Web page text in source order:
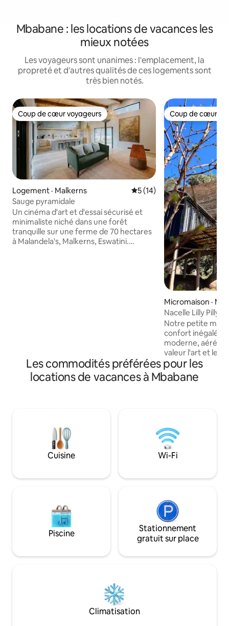
Mbabane : les locations de vacances les
mieux notées
Les voyageurs sont unanimes : l'emplacement, la
propreté et d'autres qualités de ces logements sont
très bien notés.
Coup de cœur voyageurs
Coup de cœur voyageurs
Logement · Malkerns Note moyenne de 5 sur 5,
5 (14)
Sauge pyramidale
Un cinéma d'art et d'essai sécurisé et
minimaliste niché dans une forêt
tranquille sur une ferme de 70 hectares
à Malandela's, Malkerns, Eswatini.
restaurant, un vignoble, des boutiques
d'artisanat et plus encore.
Coup de cœur
Coup de cœur
Micromaison ·
Nacelle Lilly Pilly
Notre petite
confort inégalé,
moderne, aéré
valeur l'art et le design
havre de paix
nature, avec une
sauvage,
singes vervets,
damanes des
espèces d'oiseaux
une escapade
avons hâte de
Les commodités préférées pour les
locations de vacances à Mbabane
Cuisine Wi-Fi
Piscine
Stationnement
gratuit sur place
Climatisation